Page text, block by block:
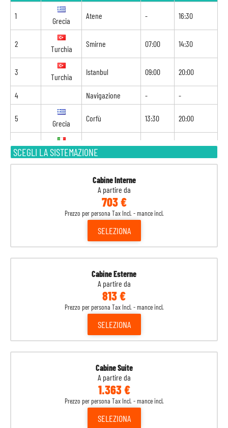
SCEGLI LA SISTEMAZIONE
Cabine Interne
A partire da
703 €
Prezzo per persona Tax Incl. - mance incl.
SELEZIONA
Cabine Esterne
A partire da
813 €
Prezzo per persona Tax Incl. - mance incl.
SELEZIONA
Cabine Suite
A partire da
1.363 €
Prezzo per persona Tax Incl. - mance incl.
SELEZIONA
1
Grecia
Atene - 16:30
2
Turchia
Smirne 07:00 14:30
3
Turchia
Istanbul 09:00 20:00
4 Navigazione - -
5
Grecia
Corfù 13:30 20:00
6
Italia
Bari 08:00 19:00
Atene